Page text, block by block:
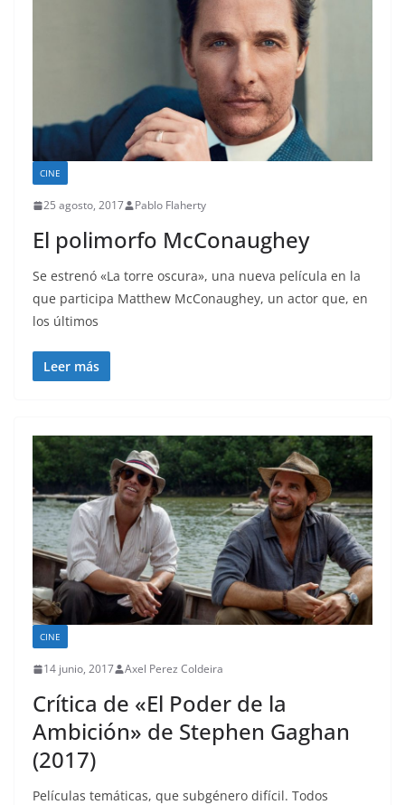
CINE
25 agosto, 2017 Pablo Flaherty
El polimorfo McConaughey
Se estrenó «La torre oscura», una nueva película en la
que participa Matthew McConaughey, un actor que, en
los últimos
Leer más
CINE
14 junio, 2017 Axel Perez Coldeira
Crítica de «El Poder de la
Ambición» de Stephen Gaghan
(2017)
Películas temáticas, que subgénero difícil. Todos